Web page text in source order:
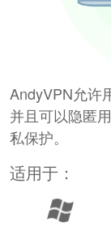
AndyVPN允许
并且可以隐匿
私保护。
适用于：